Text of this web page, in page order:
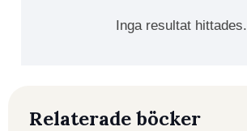
Inga resultat hittades.
Relaterade böcker